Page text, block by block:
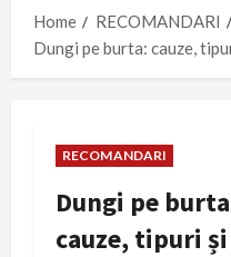
Home
RECOMANDARI
Dungi pe burta: cauze,
RECOMANDARI
Dungi pe
cauze, tipuri și